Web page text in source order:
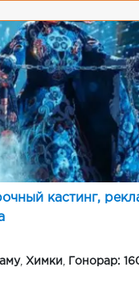
кастинг,
, Химки
Гонорар: